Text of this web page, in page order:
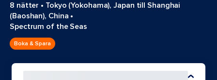
8 nätter • Tokyo (Yokohama), Japan till Shanghai
(Baoshan), China •
Spectrum of the Seas
Boka & Spara